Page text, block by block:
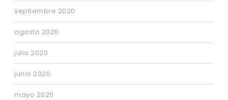
septiembre 2020
agosto 2020
julio 2020
junio 2020
mayo 2020